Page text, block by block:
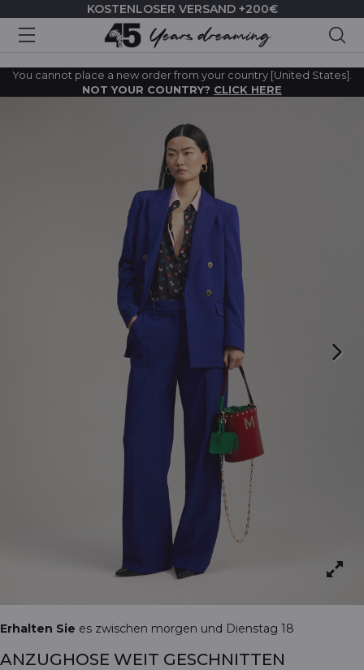
KOSTENLOSER VERSAND +200€
You cannot place a new order from your country [United States].
NOT YOUR COUNTRY? CLICK HERE
Erhalten Sie es zwischen morgen und Dienstag 18
ANZUGHOSE WEIT GESCHNITTEN